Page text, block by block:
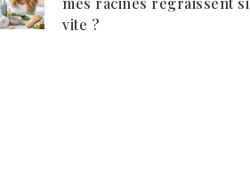
vite ?